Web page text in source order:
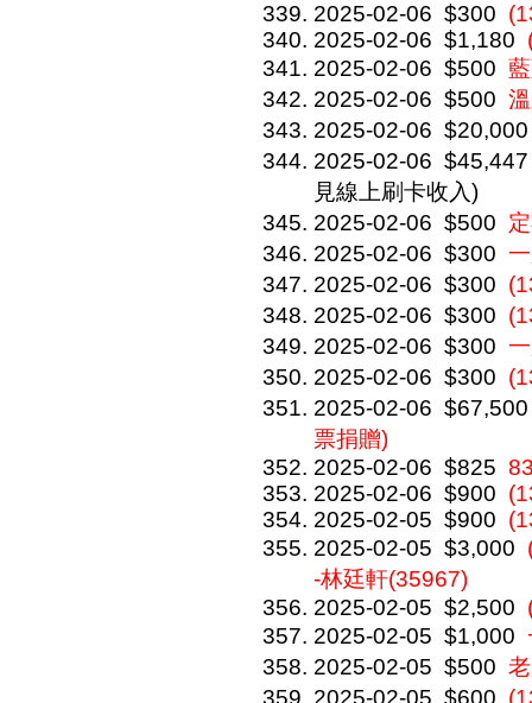
2025-02-06 $300
2025-02-06 $1,180
2025-02-06 $500
2025-02-06 $500
2025-02-06 $20,000
2025-02-06 $45,447
見線上刷卡收入)
2025-02-06 $500
2025-02-06 $300
2025-02-06 $300
2025-02-06 $300
2025-02-06 $300
2025-02-06 $300
2025-02-06 $67,500
票捐贈)
2025-02-06 $825
2025-02-06 $900
2025-02-05 $900
2025-02-05 $3,000
-林廷軒(35967)
2025-02-05 $2,500
2025-02-05 $1,000
2025-02-05 $500